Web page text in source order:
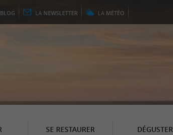
BLOG LA NEWSLETTER LA MÉTÉO
SE RESTAURER DÉGUSTER